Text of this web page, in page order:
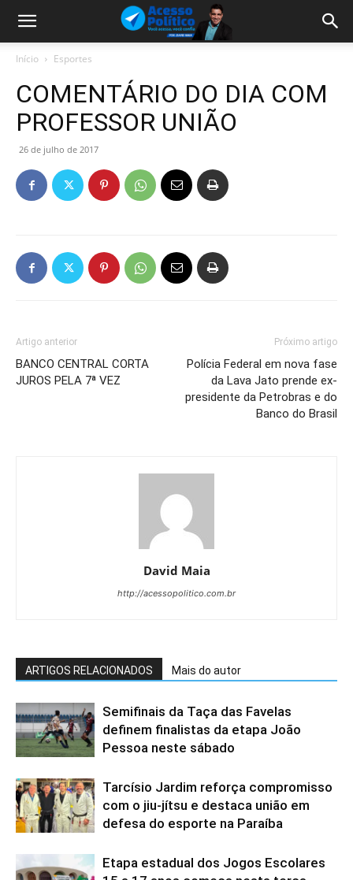
Início Esportes
COMENTÁRIO DO DIA COM
PROFESSOR UNIÃO
26 de julho de 2017
Artigo anterior
BANCO CENTRAL CORTA
JUROS PELA 7ª VEZ
Próximo artigo
Polícia Federal em nova fase
da Lava Jato prende ex-
presidente da Petrobras e do
Banco do Brasil
David Maia
http://acessopolitico.com.br
ARTIGOS RELACIONADOS Mais do autor
Semifinais da Taça das Favelas
definem finalistas da etapa João
Pessoa neste sábado
Tarcísio Jardim reforça compromisso
com o jiu-jítsu e destaca união em
defesa do esporte na Paraíba
Etapa estadual dos Jogos Escolares